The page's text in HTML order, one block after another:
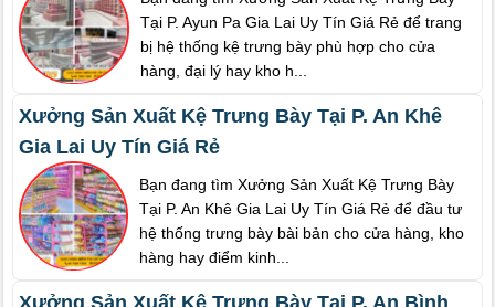
Tại P. Ayun Pa Gia Lai Uy Tín Giá Rẻ để trang
bị hệ thống kệ trưng bày phù hợp cho cửa
hàng, đại lý hay kho h...
Xưởng Sản Xuất Kệ Trưng Bày Tại P. An Khê
Gia Lai Uy Tín Giá Rẻ
Bạn đang tìm Xưởng Sản Xuất Kệ Trưng Bày
Tại P. An Khê Gia Lai Uy Tín Giá Rẻ để đầu tư
hệ thống trưng bày bài bản cho cửa hàng, kho
hàng hay điểm kinh...